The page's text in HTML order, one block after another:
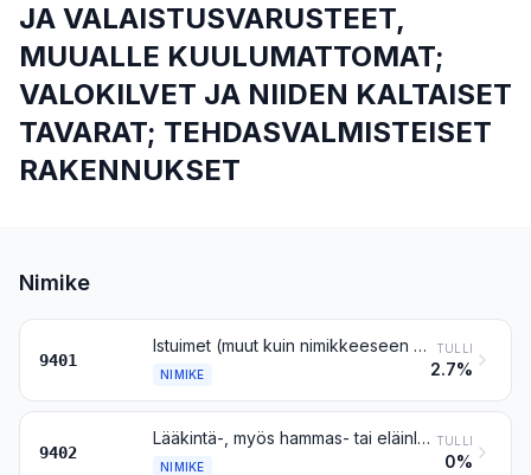
JA VALAISTUSVARUSTEET,
MUUALLE KUULUMATTOMAT;
VALOKILVET JA NIIDEN KALTAISET
TAVARAT; TEHDASVALMISTEISET
RAKENNUKSET
Nimike
9401
Istuimet (muut kuin nimikkeeseen 9402 kuuluvat), myös vuoteiksi muutettavat, sekä niiden osat
NIMIKE
TULLI
2.7%
9402
Lääkintä-, myös hammas- tai eläinlääkintä- tai kirurgiset huonekalut (esim. leikkauspöydät, tutkimuspöydät, sairaalavuoteet mekaanisin varustein ja hammaslääkärintuolit); parturintuolit ja niiden kaltaiset tuolit, joissa on sekä pyöritys- että kallistus- ja nostomekanismit; edellä mainittujen tavaroiden osat
NIMIKE
TULLI
0%